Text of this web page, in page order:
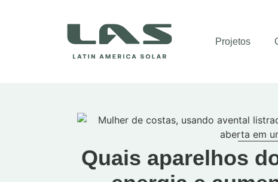
Projetos
Quais aparelhos